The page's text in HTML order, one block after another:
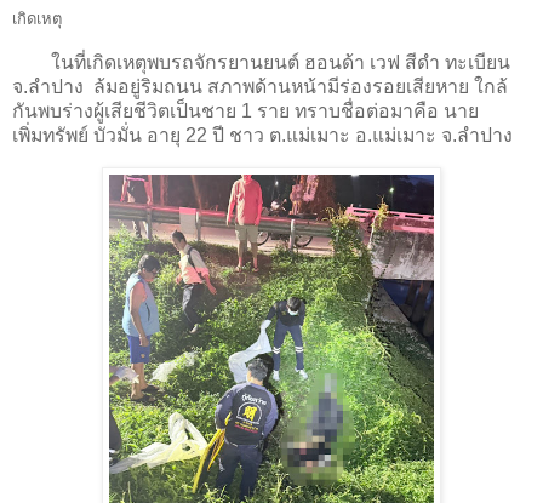
เกิดเหตุ
ในที่เกิดเหตุพบรถจักรยานยนต์ ฮอนด้า เวฟ สีดำ ทะเบียน
จ.ลำปาง ล้มอยู่ริมถนน สภาพด้านหน้ามีร่องรอยเสียหาย ใกล้
กันพบร่างผู้เสียชีวิตเป็นชาย 1 ราย ทราบชื่อต่อมาคือ นาย
เพิ่มทรัพย์ บัวมั่น อายุ 22 ปี ชาว ต.แม่เมาะ อ.แม่เมาะ จ.ลำปาง